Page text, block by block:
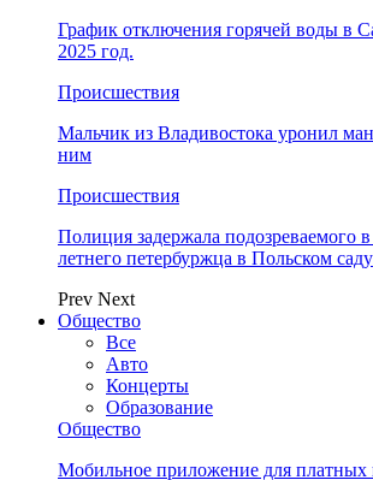
График отключения горячей воды в
2025 год.
Происшествия
Мальчик из Владивостока уронил
ним
Происшествия
Полиция задержала подозреваемого
летнего петербуржца в Польском саду
Prev Next
Общество
Все
Авто
Концерты
Образование
Общество
Мобильное приложение для платных